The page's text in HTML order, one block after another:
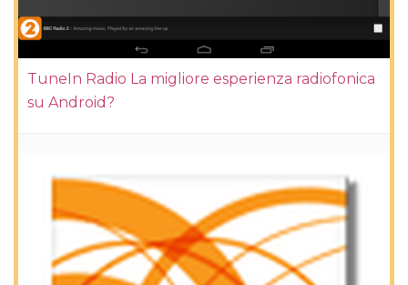
TuneIn Radio La migliore esperienza radiofonica
su Android?